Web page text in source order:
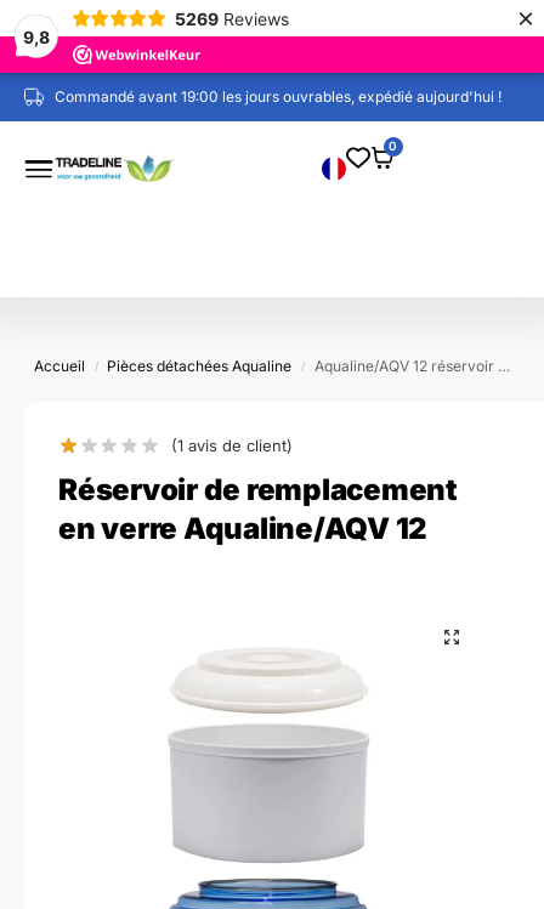
9,8
5269 Reviews ×
Commandé avant 19:00 les jours ouvrables, expédié aujourd'hui !
0
Accueil / Pièces détachées Aqualine / Aqualine/AQV 12 réservoir de remplacement en verre
(1 avis de client)
Réservoir de remplacement
en verre Aqualine/AQV 12